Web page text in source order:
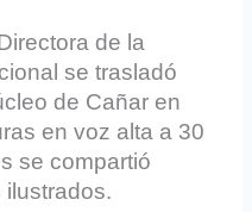
de la
se trasladó
de Cañar en
en voz alta a 30
se compartió
ilustrados.